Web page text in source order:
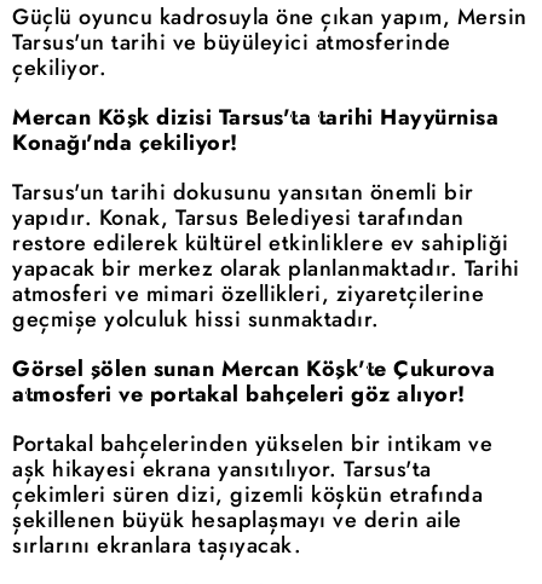
Güçlü oyuncu kadrosuyla öne çıkan yapım, Mersin
Tarsus'un tarihi ve büyüleyici atmosferinde
çekiliyor.
Mercan Köşk dizisi Tarsus'ta tarihi Hayyürnisa
Konağı'nda çekiliyor!
Tarsus'un tarihi dokusunu yansıtan önemli bir
yapıdır. Konak, Tarsus Belediyesi tarafından
restore edilerek kültürel etkinliklere ev sahipliği
yapacak bir merkez olarak planlanmaktadır. Tarihi
atmosferi ve mimari özellikleri, ziyaretçilerine
geçmişe yolculuk hissi sunmaktadır.
Görsel şölen sunan Mercan Köşk'te Çukurova
atmosferi ve portakal bahçeleri göz alıyor!
Portakal bahçelerinden yükselen bir intikam ve
aşk hikayesi ekrana yansıtılıyor. Tarsus'ta
çekimleri süren dizi, gizemli köşkün etrafında
şekillenen büyük hesaplaşmayı ve derin aile
sırlarını ekranlara taşıyacak.